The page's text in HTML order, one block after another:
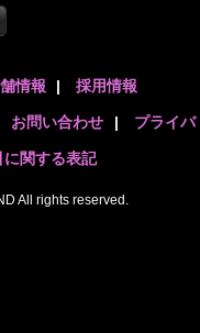
情報 | 採用情報
お問い合わせ | プライバ
関する表記
All rights reserved.